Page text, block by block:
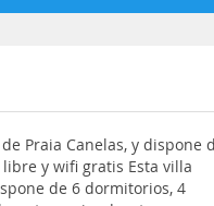
Praia Canelas, y dispone
y wifi gratis Esta villa
de 6 dormitorios, 4